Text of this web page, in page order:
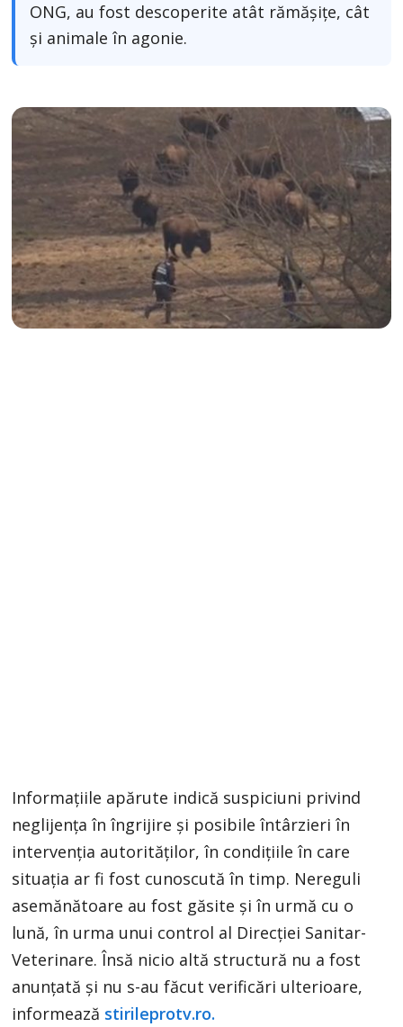
ONG, au fost descoperite atât rămășițe, cât
și animale în agonie.
Informațiile apărute indică suspiciuni privind
neglijența în îngrijire și posibile întârzieri în
intervenția autorităților, în condițiile în care
situația ar fi fost cunoscută în timp. Nereguli
asemănătoare au fost găsite și în urmă cu o
lună, în urma unui control al Direcției Sanitar-
Veterinare. Însă nicio altă structură nu a fost
anunțată și nu s-au făcut verificări ulterioare,
informează stirileprotv.ro.